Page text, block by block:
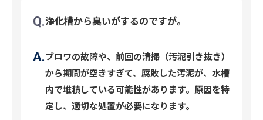
浄化槽から臭いがするのですが。
ブロワの故障や、前回の清掃（汚泥引き抜き）
から期間が空きすぎて、腐敗した汚泥が、水槽
内で堆積している可能性があります。原因を特
定し、適切な処置が必要になります。